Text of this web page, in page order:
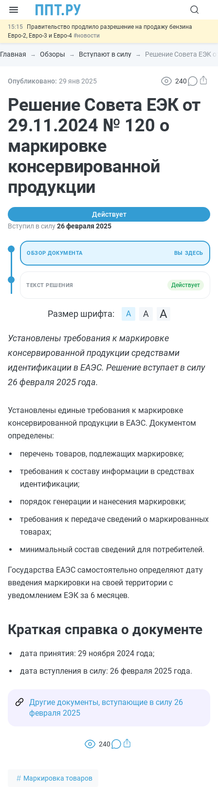
15:15
Правительство продлило разрешение на продажу бензина
Евро-2, Евро-3 и Евро-4 #новости
14:21 На оплату эвакуации автомобиля предложили давать скидку
#новости
12:17 Защита от сталкинга: доработанный законопроект направлен в
15:51
МВД запускает автоматическое аннулирование патента
иностранцев за неуплату НДФЛ #новости
Главная Обзоры Вступают в силу Решение Совета ЕЭК
Опубликовано: 29 янв2025 240
Решение Совета ЕЭК от
29.11.2024 № 120 о
маркировке
консервированной
продукции
Действует
Вступил в силу26 февраля 2025
ОБЗОР ДОКУМЕНТА ВЫ ЗДЕСЬ
ТЕКСТ РЕШЕНИЯ Действует
Размер шрифта:
Установлены требования к маркировке
консервированной продукции средствами
идентификации в ЕАЭС. Решение вступает в силу
26 февраля 2025 года.
Установлены единые требования к маркировке
консервированной продукции в ЕАЭС. Документом
определены:
перечень товаров, подлежащих маркировке;
требования к составу информации в средствах
идентификации;
порядок генерации и нанесения маркировки;
требования к передаче сведений о маркированных
товарах;
минимальный состав сведений для потребителей.
Государства ЕАЭС самостоятельно определяют дату
введения маркировки на своей территории с
уведомлением ЕЭК за 6 месяцев.
Краткая справка о документе
дата принятия: 29 ноября 2024 года;
дата вступления в силу: 26 февраля 2025 года.
Другие документы, вступающие в силу 26
февраля 2025
240
Маркировка товаров